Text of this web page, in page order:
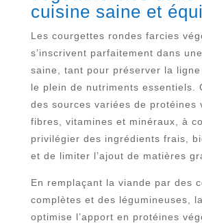
cuisine saine et
Les courgettes rondes farcies
s’inscrivent parfaitement dans
saine, tant pour préserver la
le plein de nutriments essentiels.
des sources variées de protéines
fibres, vitamines et minéraux, à
privilégier des ingrédients frais,
et de limiter l’ajout de matières
En remplaçant la viande par des
complètes et des légumineuses,
optimise l’apport en protéines